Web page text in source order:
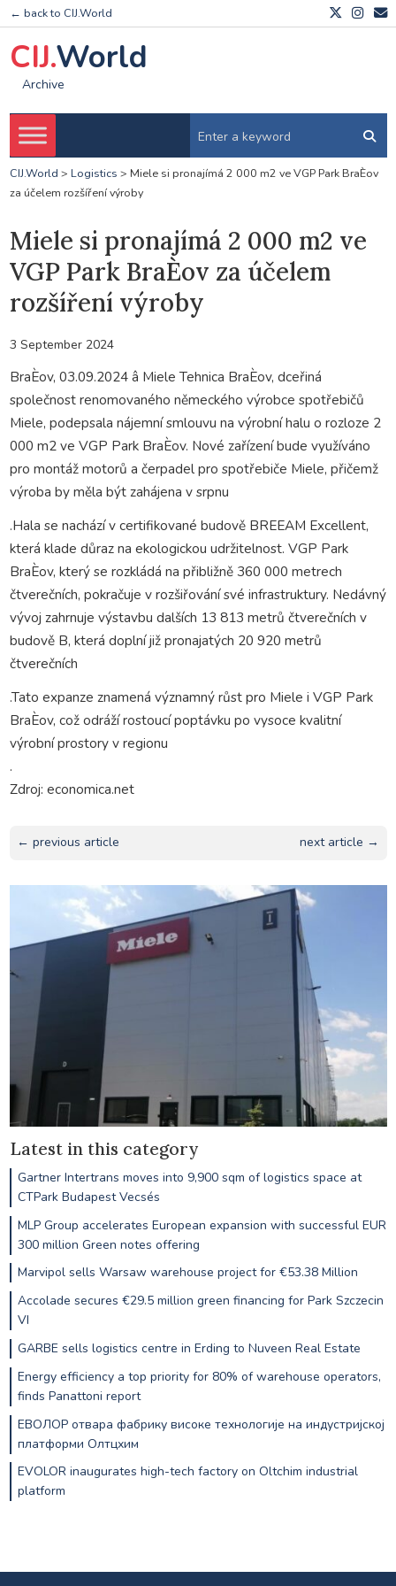
← back to CIJ.World
CIJ.World
Archive
CIJ.World > Logistics > Miele si pronajímá 2 000 m2 ve VGP Park BraÈov
za účelem rozšíření výroby
Miele si pronajímá 2 000 m2 ve
VGP Park BraÈov za účelem
rozšíření výroby
3 September 2024
BraÈov, 03.09.2024 â Miele Tehnica BraÈov, dceřiná
společnost renomovaného německého výrobce spotřebičů
Miele, podepsala nájemní smlouvu na výrobní halu o rozloze 2
000 m2 ve VGP Park BraÈov. Nové zařízení bude využíváno
pro montáž motorů a čerpadel pro spotřebiče Miele, přičemž
výroba by měla být zahájena v srpnu
.Hala se nachází v certifikované budově BREEAM Excellent,
která klade důraz na ekologickou udržitelnost. VGP Park
BraÈov, který se rozkládá na přibližně 360 000 metrech
čtverečních, pokračuje v rozšiřování své infrastruktury. Nedávný
vývoj zahrnuje výstavbu dalších 13 813 metrů čtverečních v
budově B, která doplní již pronajatých 20 920 metrů
čtverečních
.Tato expanze znamená významný růst pro Miele i VGP Park
BraÈov, což odráží rostoucí poptávku po vysoce kvalitní
výrobní prostory v regionu
.
Zdroj: economica.net
← previous article next article →
Latest in this category
Gartner Intertrans moves into 9,900 sqm of logistics space at
CTPark Budapest Vecsés
MLP Group accelerates European expansion with successful EUR
300 million Green notes offering
Marvipol sells Warsaw warehouse project for €53.38 Million
Accolade secures €29.5 million green financing for Park Szczecin
VI
GARBE sells logistics centre in Erding to Nuveen Real Estate
Energy efficiency a top priority for 80% of warehouse operators,
finds Panattoni report
ЕВОЛОР отвара фабрику високе технологије на индустријској
платформи Олтцхим
EVOLOR inaugurates high-tech factory on Oltchim industrial
platform